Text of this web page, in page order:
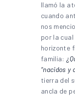
llamó la
cuando
nos
por la cual
horizonte
familia:
“nacidos y
tierra del
ancla de